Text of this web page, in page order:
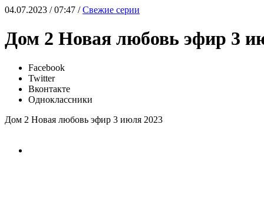
04.07.2023 / 07:47 /Свежие серии
Дом 2 Новая любовь эфир 3
Facebook
Twitter
Вконтакте
Одноклассники
Дом 2 Новая любовь эфир 3 июля 2023